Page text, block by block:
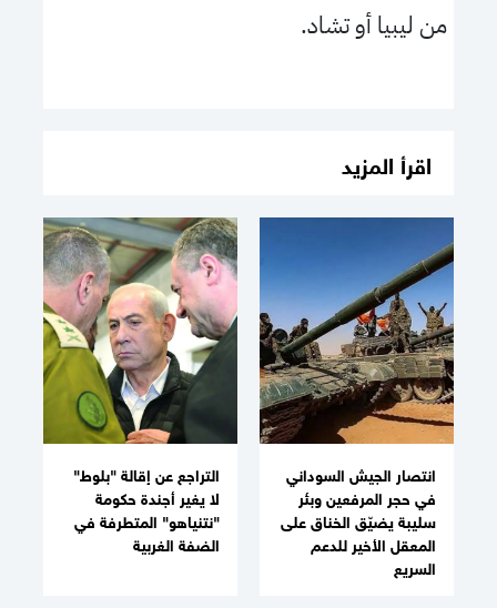
من ليبيا أو تشاد.
اقرأ المزيد
انتصار الجيش السوداني
في حجر المرفعين وبئر
سليبة يضيّق الخناق على
المعقل الأخير للدعم
السريع
التراجع عن إقالة "بلوط"
لا يغير أجندة حكومة
"نتنياهو" المتطرفة في
الضفة الغربية